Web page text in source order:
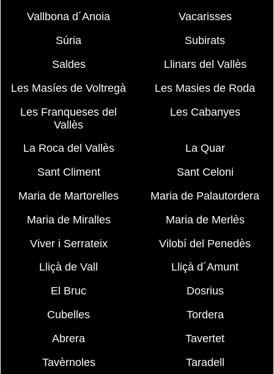
Vallbona d´Anoia
Vacarisses
Súria
Subirats
Saldes
Llinars del Vallès
Les Masíes de Voltregà
Les Masies de Roda
Les Franqueses del
Vallès
Les Cabanyes
La Roca del Vallès
La Quar
Sant Climent
Sant Celoni
Maria de Martorelles
Maria de Palautordera
Maria de Miralles
Maria de Merlès
Viver i Serrateix
Vilobí del Penedès
Lliçà de Vall
Lliçà d´Amunt
El Bruc
Dosrius
Cubelles
Tordera
Abrera
Tavertet
Tavèrnoles
Taradell